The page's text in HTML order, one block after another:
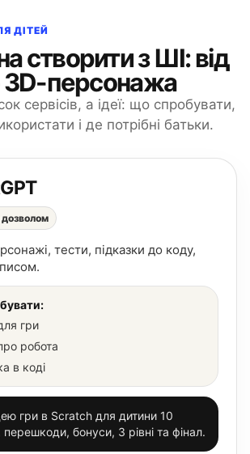
ДІТЕЙ
створити з ШІ: від
3D-персонажа
сервісів, а ідеї: що спробувати,
і де потрібні батьки.
тести, підказки до коду,
гри
робота
в коді
гри в Scratch для дитини 10
перешкоди, бонуси, 3 рівні та фінал.